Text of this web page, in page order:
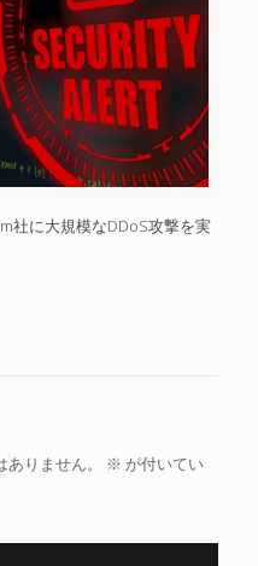
社に大規模なDDoS攻撃を実
りません。 ※ が付いてい